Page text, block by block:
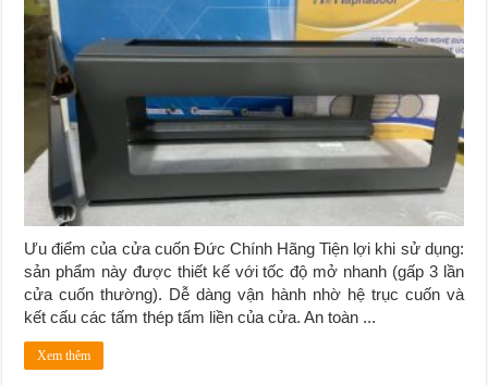
Ưu điểm của cửa cuốn Đức Chính Hãng Tiện lợi khi sử dụng:
sản phẩm này được thiết kế với tốc độ mở nhanh (gấp 3 lần
cửa cuốn thường). Dễ dàng vận hành nhờ hệ trục cuốn và
kết cấu các tấm thép tấm liền của cửa. An toàn ...
Xem thêm